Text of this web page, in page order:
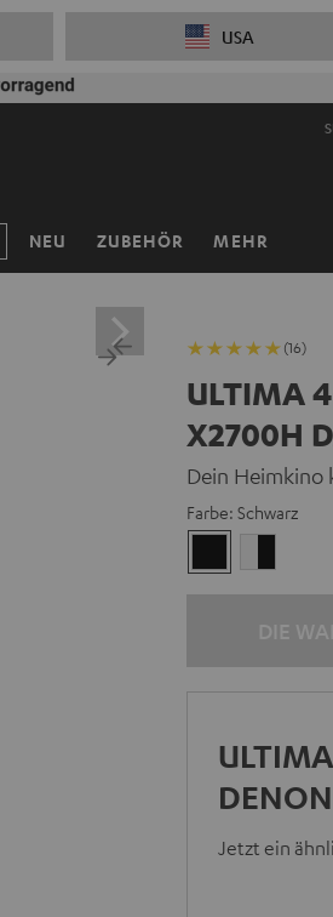
USA
NEU ZUBEHÖR MEHR
(16)
ULTIMA
X2700H
Dein Heimkino
Farbe: Schwarz
Jetzt ein